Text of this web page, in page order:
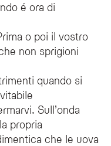
é ora di
o poi il vostro
non sprigioni
quando si
Sull’onda
propria
che le uova